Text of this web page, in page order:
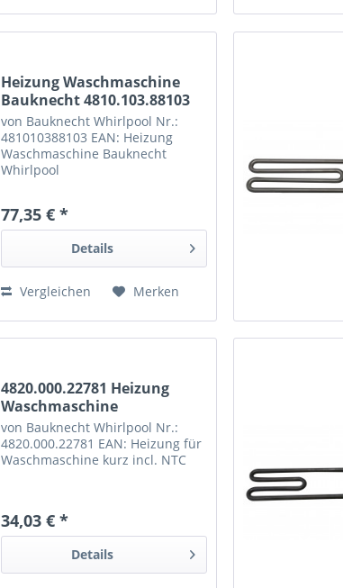
Heizung Waschmaschine
Bauknecht 4810.103.88103
von Bauknecht Whirlpool Nr.:
481010388103 EAN: Heizung
Waschmaschine Bauknecht
Whirlpool
77,35 € *
Details
Vergleichen Merken
4820.000.22781 Heizung
Waschmaschine
von Bauknecht Whirlpool Nr.:
4820.000.22781 EAN: Heizung für
Waschmaschine kurz incl. NTC
34,03 € *
Details